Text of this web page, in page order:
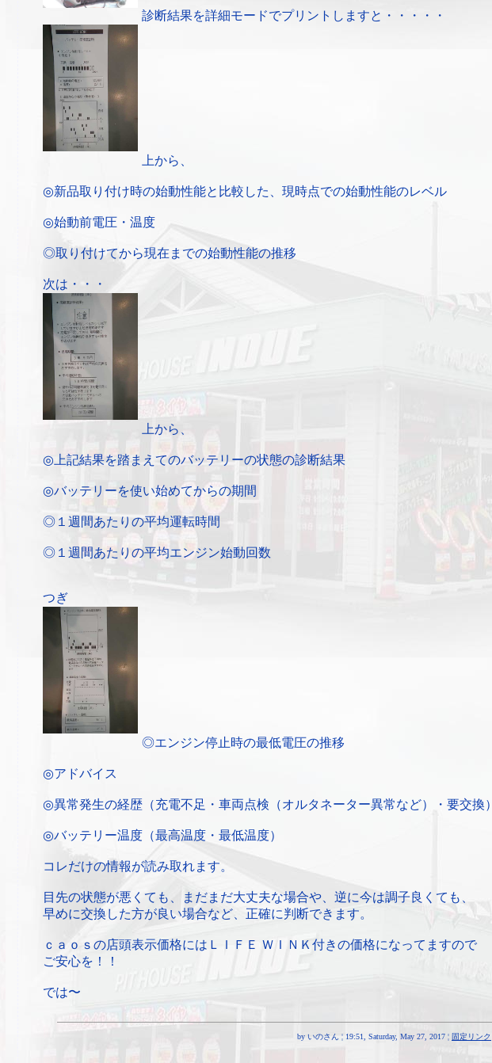
診断結果を詳細モードでプリントしますと・・・・・
上から、
◎新品取り付け時の始動性能と比較した、現時点での始動性能のレベル
◎始動前電圧・温度
◎取り付けてから現在までの始動性能の推移
次は・・・
上から、
◎上記結果を踏まえてのバッテリーの状態の診断結果
◎バッテリーを使い始めてからの期間
◎１週間あたりの平均運転時間
◎１週間あたりの平均エンジン始動回数
つぎ
◎エンジン停止時の最低電圧の推移
◎アドバイス
◎異常発生の経歴（充電不足・車両点検（オルタネーター異常など）・要交換）
◎バッテリー温度（最高温度・最低温度）
コレだけの情報が読み取れます。
目先の状態が悪くても、まだまだ大丈夫な場合や、逆に今は調子良くても、
早めに交換した方が良い場合など、正確に判断できます。
ｃａｏｓの店頭表示価格にはＬＩＦＥ ＷＩＮＫ付きの価格になってますので
ご安心を！！
では〜
by いのさん ¦ 19:51, Saturday, May 27, 2017 ¦ 固定リンク